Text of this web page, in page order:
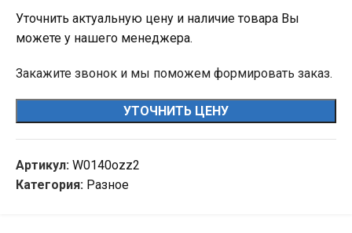
Уточнить актуальную цену и наличие товара Вы
можете у нашего менеджера.
Закажите звонок и мы поможем формировать заказ.
УТОЧНИТЬ ЦЕНУ
Артикул: W0140ozz2
Категория: Разное